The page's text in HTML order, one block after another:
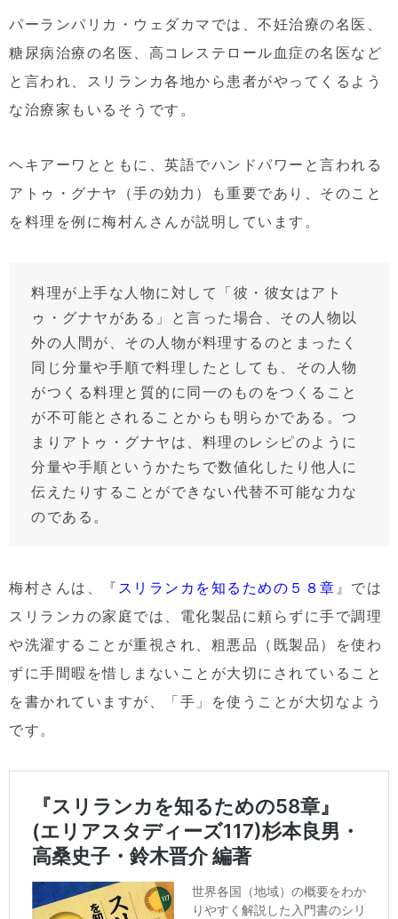
パーランパリカ・ウェダカマでは、不妊治療の名医、
糖尿病治療の名医、高コレステロール血症の名医など
と言われ、スリランカ各地から患者がやってくるよう
な治療家もいるそうです。
ヘキアーワとともに、英語でハンドパワーと言われる
アトゥ・グナヤ（手の効力）も重要であり、そのこと
を料理を例に梅村んさんが説明しています。
料理が上手な人物に対して「彼・彼女はアト
ゥ・グナヤがある」と言った場合、その人物以
外の人間が、その人物が料理するのとまったく
同じ分量や手順で料理したとしても、その人物
がつくる料理と質的に同一のものをつくること
が不可能とされることからも明らかである。つ
まりアトゥ・グナヤは、料理のレシピのように
分量や手順というかたちで数値化したり他人に
伝えたりすることができない代替不可能な力な
のである。
梅村さんは、『スリランカを知るための５８章』では
スリランカの家庭では、電化製品に頼らずに手で調理
や洗濯することが重視され、粗悪品（既製品）を使わ
ずに手間暇を惜しまないことが大切にされていること
を書かれていますが、「手」を使うことが大切なよう
です。